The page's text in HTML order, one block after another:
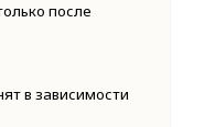
после
в зависимости